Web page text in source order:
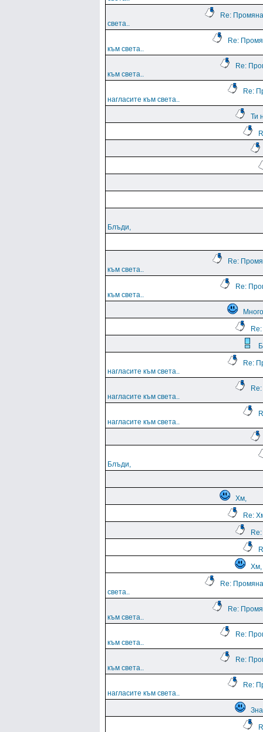
Re:
света..
Re:
към света..
Re:
към света..
Re:
нагласите към света..
Ти
Блъди,
Re:
към света..
Re:
към света..
Много
Re:
нагласите към света..
нагласите към света..
нагласите към света..
Блъди,
Хм,
Re:
Хм,
Re:
света..
Re:
към света..
Re:
към света..
Re:
към света..
Re:
нагласите към света..